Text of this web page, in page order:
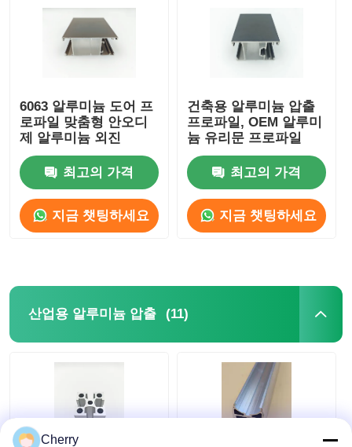
6063 알루미늄 도어 프
로파일 맞춤형 안오디
제 알루미늄 외진
최고의 가격
지금 챗팅하세요
건축용 알루미늄 압출
프로파일, OEM 알루미
늄 유리문 프로파일
최고의 가격
지금 챗팅하세요
산업용 알루미늄 압출 (11)
Cherry